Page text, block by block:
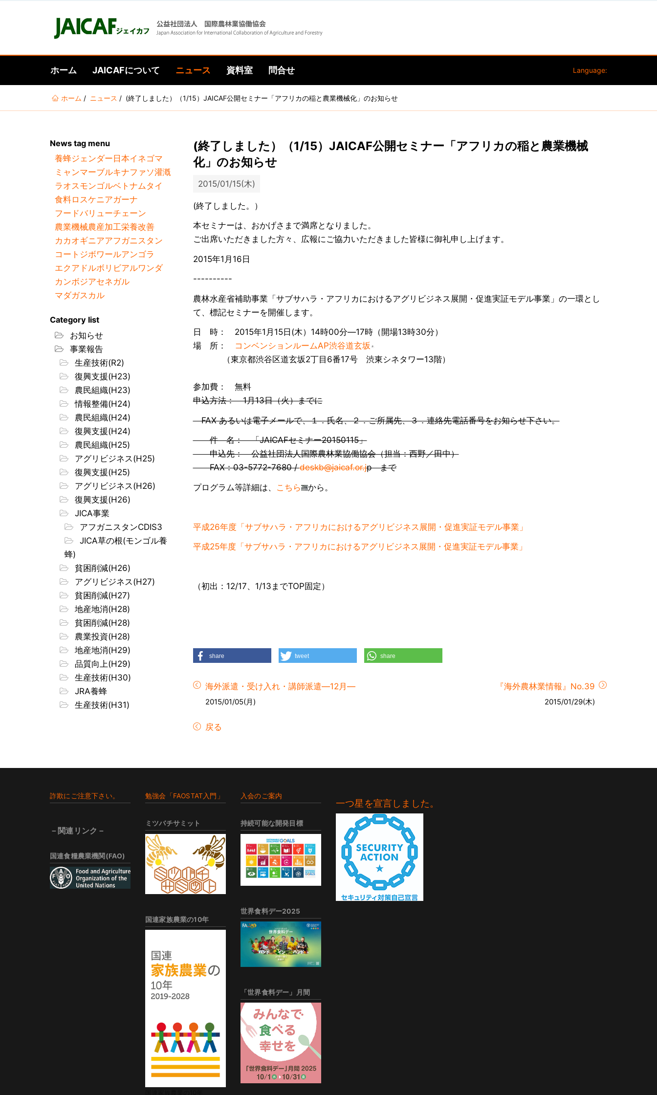
navigation
content
Language:
ホーム JAICAFについて ニュース 資料室 問合せ
ホーム ニュース (終了しました）（1/15）JAICAF公開セミナー「アフリカの稲と農業機械化」のお知らせ
News tag menu
養蜂ジェンダー 日本イネゴマ
ミャンマーブルキナファソ灌漑
ラオスモンゴルベトナムタイ
食料ロスケニアガーナ
フードバリューチェーン
農業機械農産加工栄養改善
カカオギニアアフガニスタン
コートジボワールアンゴラ
エクアドルボリビアルワンダ
カンボジアセネガル
マダガスカル
Category list
お知らせ
事業報告
生産技術(R2)
復興支援(H23)
農民組織(H23)
情報整備(H24)
農民組織(H24)
復興支援(H24)
農民組織(H25)
アグリビジネス(H25)
復興支援(H25)
アグリビジネス(H26)
復興支援(H26)
JICA事業
アフガニスタンCDIS3
JICA草の根(モンゴル養
蜂)
貧困削減(H26)
アグリビジネス(H27)
貧困削減(H27)
地産地消(H28)
貧困削減(H28)
農業投資(H28)
地産地消(H29)
品質向上(H29)
生産技術(H30)
JRA養蜂
生産技術(H31)
(終了しました）（1/15）JAICAF公開セミナー「アフリカの稲と農業機械
化」のお知らせ
2015/01/15(木)
(終了しました。）
本セミナーは、おかげさまで満席となりました。
ご出席いただきました方々、広報にご協力いただきました皆様に御礼申し上げます。
2015年1月16日
----------
農林水産省補助事業「サブサハラ・アフリカにおけるアグリビジネス展開・促進実証モデル事業」の一環とし
て、標記セミナーを開催します。
日 時： 2015年1月15日(木）14時00分―17時（開場13時30分）
場 所：
コンベンションルームAP渋谷道玄坂
（東京都渋谷区道玄坂2丁目6番17号 渋東シネタワー13階）
参加費： 無料
申込方法： 1月13日（火）までに
FAX あるいは電子メールで、１．氏名、２．ご所属先、３．連絡先電話番号をお知らせ下さい。
件 名： 「JAICAFセミナー20150115」
申込先： 公益社団法人国際農林業協働協会（担当：西野／田中）
FAX：03-5772-7680 /deskb@jaicaf.or.jp まで
プログラム等詳細は、 こちら から。
平成26年度「サブサハラ・アフリカにおけるアグリビジネス展開・促進実証モデル事業」
平成25年度「サブサハラ・アフリカにおけるアグリビジネス展開・促進実証モデル事業」
（初出：12/17、1/13までTOP固定）
share tweet share
海外派遣・受け入れ・講師派遣―12月―
2015/01/05(月)
『海外農林業情報』No.39
2015/01/29(木)
戻る
詐欺にご注意下さい。
－関連リンク－
国連食糧農業機関(FAO)
勉強会「FAOSTAT入門」
ミツバチサミット
国連家族農業の10年
入会のご案内
持続可能な開発目標
世界食料デー2025
「世界食料デー」月間
一つ星を宣言しました。